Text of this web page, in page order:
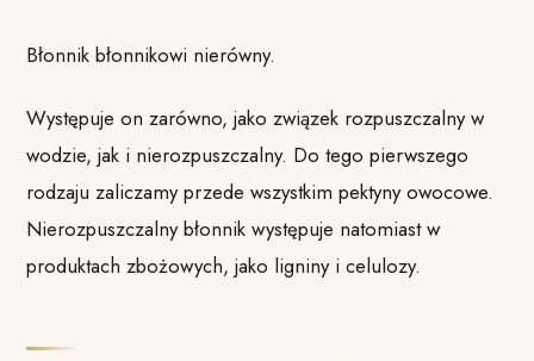
Błonnik błonnikowi nierówny.
Występuje on zarówno, jako związek rozpuszczalny w
wodzie, jak i nierozpuszczalny. Do tego pierwszego
rodzaju zaliczamy przede wszystkim pektyny owocowe.
Nierozpuszczalny błonnik występuje natomiast w
produktach zbożowych, jako ligniny i celulozy.